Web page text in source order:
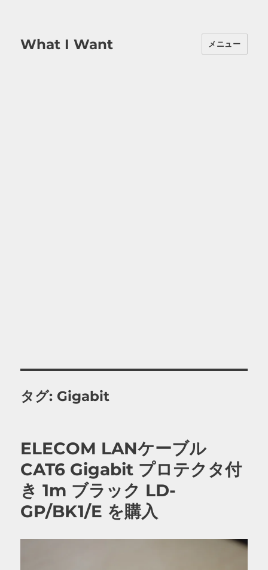
What I Want メニュー
タグ: Gigabit
ELECOM LANケーブル
CAT6 Gigabit プロテクタ付
き 1m ブラック LD-
GP/BK1/E を購入